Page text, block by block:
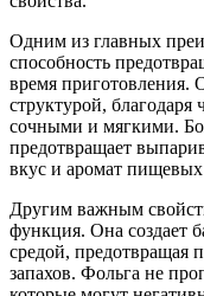
Одним из главных
способность
время приготовления.
структурой, благодаря
сочными и мягкими.
предотвращает
вкус и аромат
Другим важным
функция. Она создает
средой, предотвращая
запахов. Фольга не